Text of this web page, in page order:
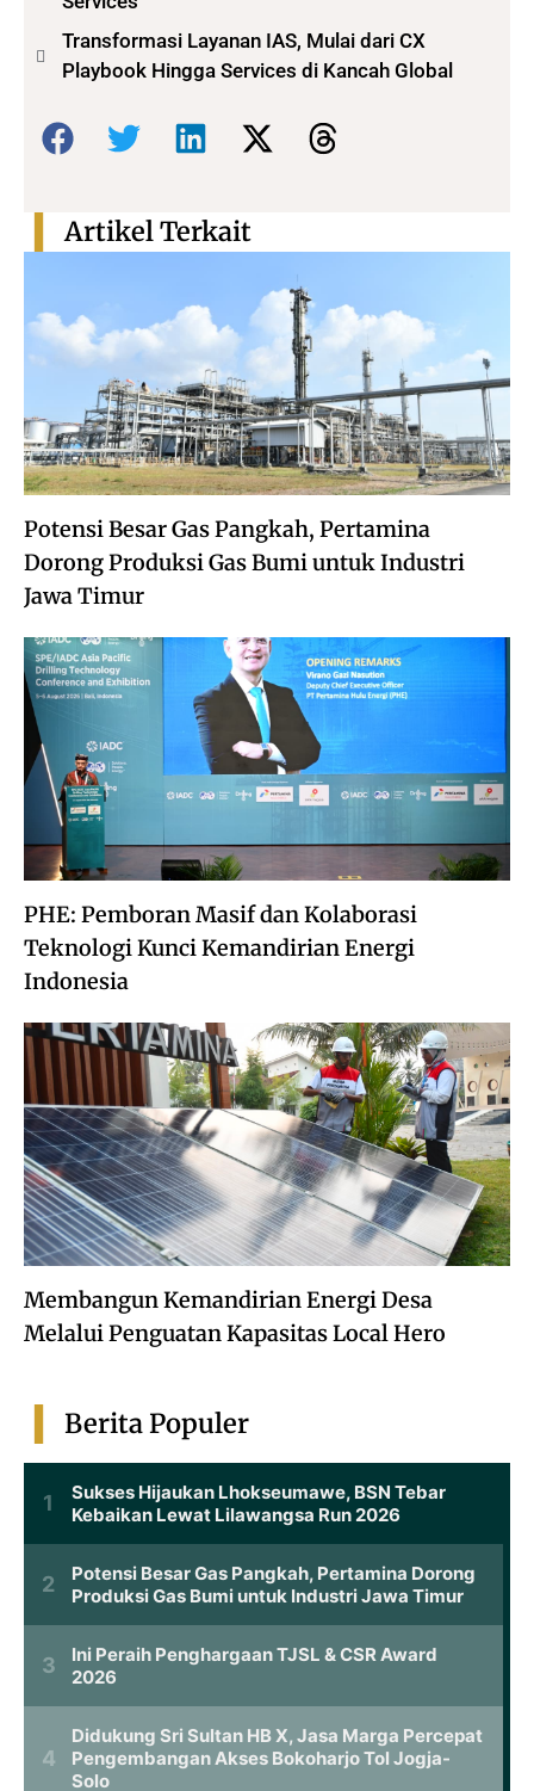
Transformasi Layanan IAS, Mulai dari CX
Playbook Hingga Services di Kancah Global
Bagikan:
Potensi Besar Gas Pangkah, Pertamina
Dorong Produksi Gas Bumi untuk Industri
Jawa Timur
PHE: Pemboran Masif dan Kolaborasi
Teknologi Kunci Kemandirian Energi
Indonesia
Membangun Kemandirian Energi Desa
Melalui Penguatan Kapasitas Local Hero
Artikel Terkait
Berita Populer